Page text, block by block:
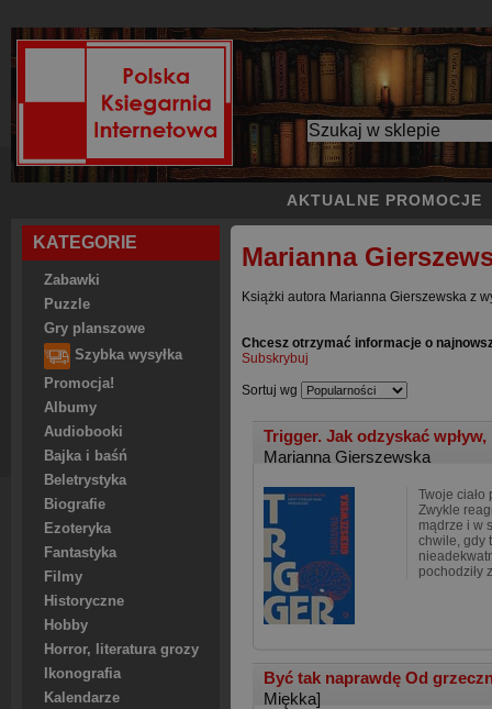
AKTUALNE PROMOCJE
KATEGORIE
Zabawki
Puzzle
Gry planszowe
Szybka wysyłka
Promocja!
Albumy
Audiobooki
Bajka i baśń
Beletrystyka
Biografie
Ezoteryka
Fantastyka
Filmy
Historyczne
Hobby
Horror, literatura grozy
Ikonografia
Kalendarze
Marianna
Książki autora Marianna Gierszewska z
Chcesz otrzymać informacje o
Subskrybuj
Sortuj wg
Trigger. Jak odzyskać
Marianna Gierszewska
Twoje
Zwykle
mądrze i w
chwile, gdy
pochodziły
Być tak naprawdę Od
Miękka]